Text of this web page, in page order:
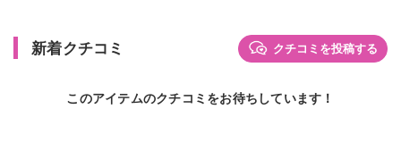
新着クチコミ クチコミを投稿する
このアイテムのクチコミをお待ちしています！